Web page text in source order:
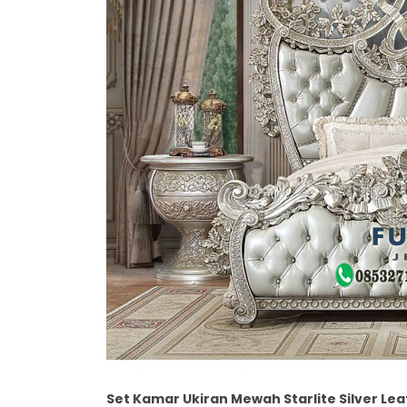
Set Kamar Ukiran Mewah Starlite Silver